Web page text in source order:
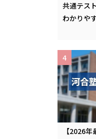
共通テス
わかりや
【2026
4